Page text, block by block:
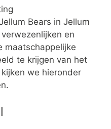
Bears in Jellum
en
maatschappelijke
te krijgen van het
we hieronder